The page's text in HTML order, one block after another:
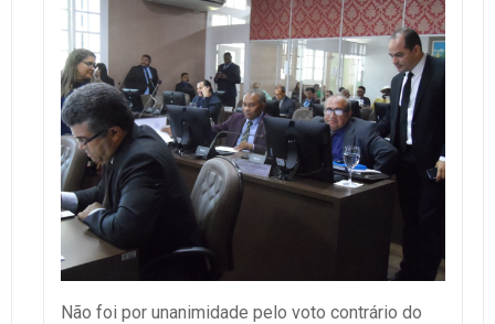
Não foi por unanimidade pelo voto contrário do